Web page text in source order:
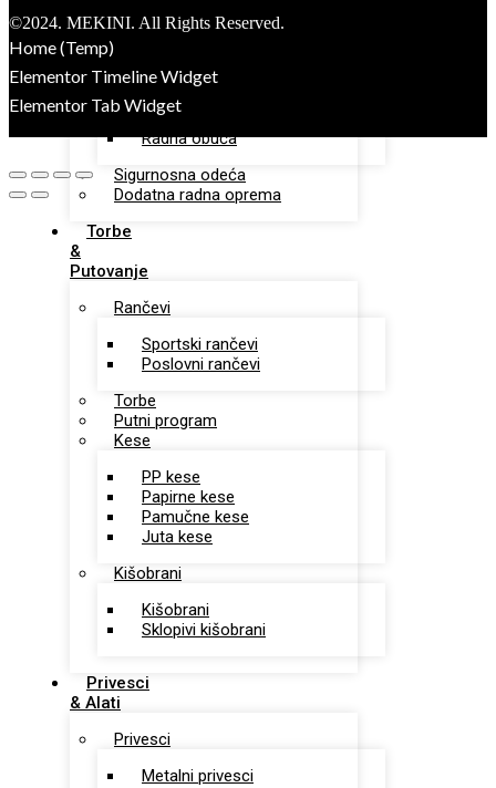
Radne bermude
Zaštitna obuća
Sigurnosna obuća
Radna obuća
Sigurnosna odeća
Dodatna radna oprema
Torbe
&
Putovanje
Rančevi
Sportski rančevi
Poslovni rančevi
Torbe
Putni program
Kese
PP kese
Papirne kese
Pamučne kese
Juta kese
Kišobrani
Kišobrani
Sklopivi kišobrani
Privesci
& Alati
Privesci
Metalni privesci
©2024. MEKINI. All Rights Reserved.
Home (Temp)
Elementor Timeline Widget
Elementor Tab Widget